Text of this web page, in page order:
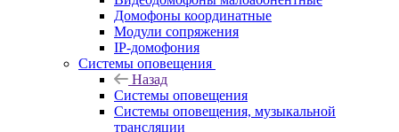
Домофоны координатные
Модули сопряжения
IP-домофония
Системы оповещения
Назад
Системы оповещения
Системы оповещения, музыкальной
трансляции